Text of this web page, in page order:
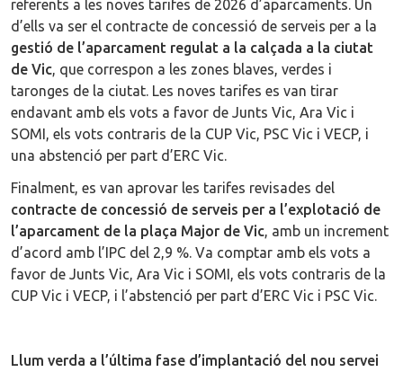
referents a les noves tarifes de 2026 d’aparcaments. Un
d’ells va ser el contracte de concessió de serveis per a la
gestió de l’aparcament regulat a la calçada a la ciutat
de Vic, que correspon a les zones blaves, verdes i
taronges de la ciutat. Les noves tarifes es van tirar
endavant amb els vots a favor de Junts Vic, Ara Vic i
SOMI, els vots contraris de la CUP Vic, PSC Vic i VECP, i
una abstenció per part d’ERC Vic.
Finalment, es van aprovar les tarifes revisades del
contracte de concessió de serveis per a l’explotació de
l’aparcament de la plaça Major de Vic, amb un increment
d’acord amb l’IPC del 2,9 %. Va comptar amb els vots a
favor de Junts Vic, Ara Vic i SOMI, els vots contraris de la
CUP Vic i VECP, i l’abstenció per part d’ERC Vic i PSC Vic.
Llum verda a l’última fase d’implantació del nou servei